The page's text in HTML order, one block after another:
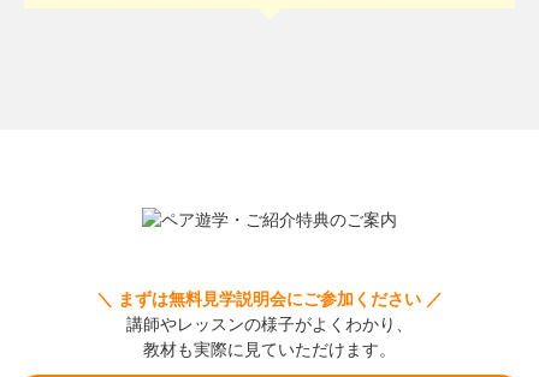
＼ まずは無料見学説明会にご参加ください ／
講師やレッスンの様子がよくわかり、
教材も実際に見ていただけます。